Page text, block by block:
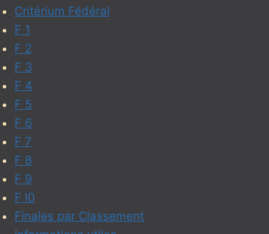
Critérium Fédéral
F 1
F 2
F 3
F 4
F 5
F 6
F 7
F 8
F 9
F I0
Finales par Classement